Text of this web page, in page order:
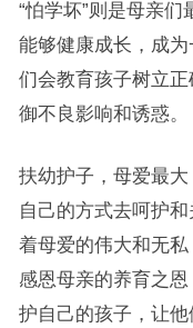
“怕学坏”则是母亲
能够健康成长，成
们会教育孩子树立
御不良影响和诱惑。
扶幼护子，母爱最
自己的方式去呵护
着母爱的伟大和无私
感恩母亲的养育之
护自己的孩子，让他